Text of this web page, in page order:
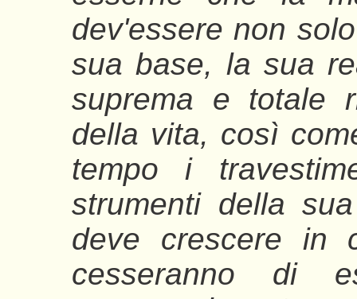
dev'essere non
sua base, la sua
suprema e totale
della vita, così
tempo i
strumenti della
deve crescere in
cesseranno di